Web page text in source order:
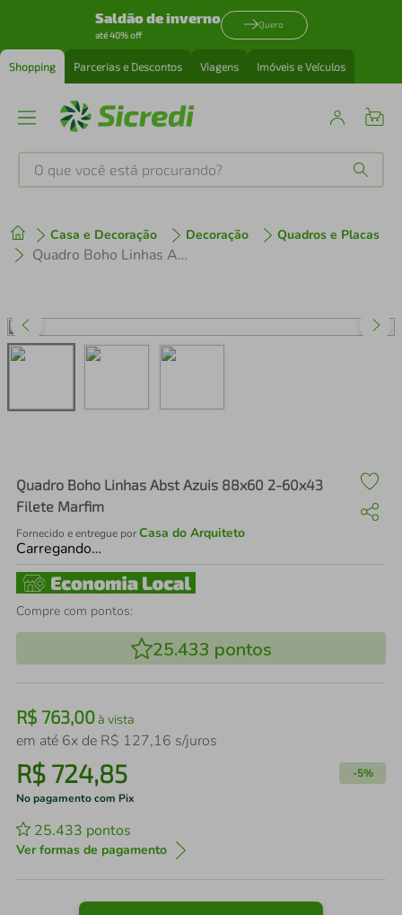
Saldão de inverno
até 40% off
Quero
Shopping Parcerias e Descontos Viagens Imóveis e Veículos
O que você está procurando?
Casa e Decoração Decoração Quadros e Placas
Quadro Boho Linhas Abst Azuis 88x60 2-60x43 Filete Marfim
Quadro Boho Linhas Abst Azuis 88x60 2-60x43
Filete Marfim
Fornecido e entregue porCasa do Arquiteto
Carregando…
Compre com pontos:
25.433 pontos
R$ 763,00à vista
em até 6x de R$ 127,16 s/juros
R$ 724,85 -5%
No pagamento com Pix
25.433 pontos
Ver formas de pagamento
1º tenis
perfume